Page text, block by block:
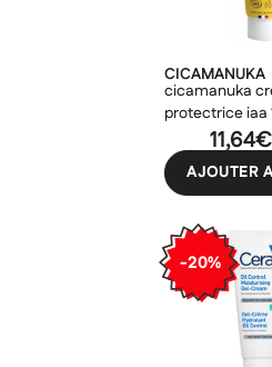
CICAMANUKA
cicamanuka
protectrice iaa
11,64€
AJOUTER
-20%